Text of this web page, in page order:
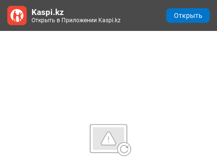
Kaspi.kz
Открыть в Приложении Kaspi.kz
Открыть